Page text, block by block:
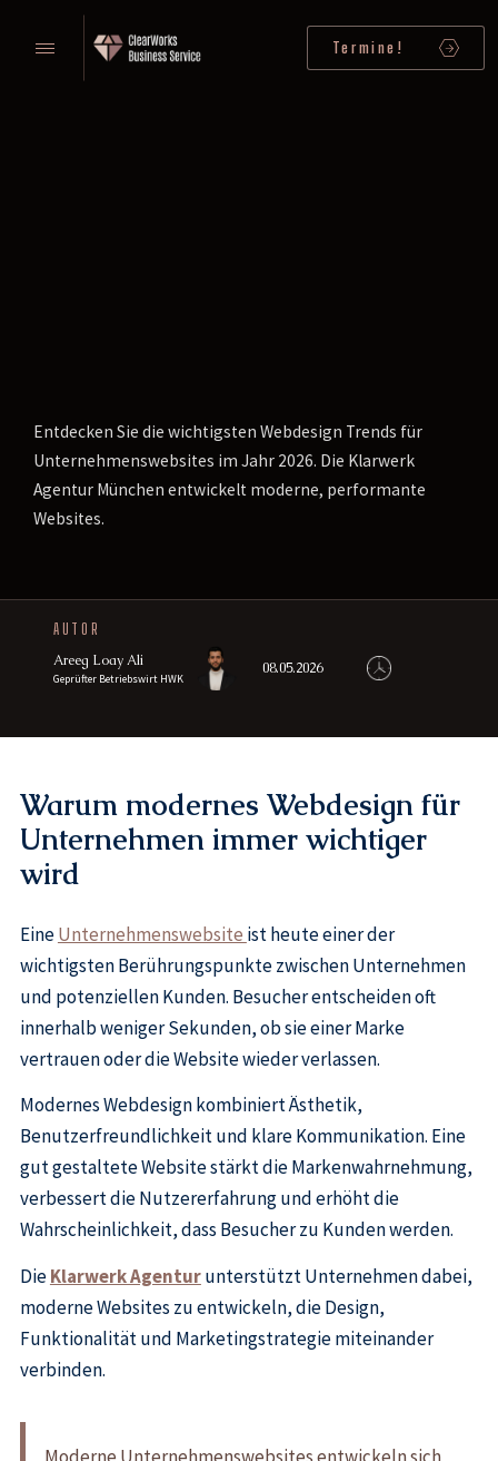
Termine!
Entdecken Sie die wichtigsten Webdesign Trends für
Unternehmenswebsites im Jahr 2026. Die Klarwerk
Agentur München entwickelt moderne, performante
Websites.
AUTOR
Areeg Loay Ali
Geprüfter Betriebswirt HWK
08.05.2026
Warum modernes Webdesign für
Unternehmen immer wichtiger
wird
EineUnternehmenswebsite ist heute einer der
wichtigsten Berührungspunkte zwischen Unternehmen
und potenziellen Kunden. Besucher entscheiden oft
innerhalb weniger Sekunden, ob sie einer Marke
vertrauen oder die Website wieder verlassen.
Modernes Webdesign kombiniert Ästhetik,
Benutzerfreundlichkeit und klare Kommunikation. Eine
gut gestaltete Website stärkt die Markenwahrnehmung,
verbessert die Nutzererfahrung und erhöht die
Wahrscheinlichkeit, dass Besucher zu Kunden werden.
DieKlarwerk Agenturunterstützt Unternehmen dabei,
moderne Websites zu entwickeln, die Design,
Funktionalität und Marketingstrategie miteinander
verbinden.